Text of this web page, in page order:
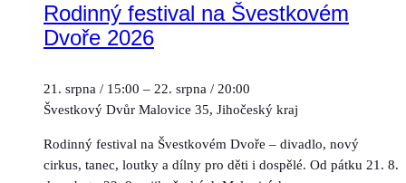
Rodinný festival na Švestkovém
Dvoře 2026
21. srpna / 15:00 – 22. srpna / 20:00
Švestkový Dvůr Malovice 35, Jihočeský kraj
Rodinný festival na Švestkovém Dvoře – divadlo, nový
cirkus, tanec, loutky a dílny pro děti i dospělé. Od pátku 21. 8.